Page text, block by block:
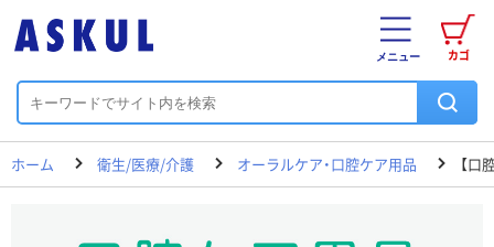
カゴ
メニュー
ホーム 衛生/医療/介護 オーラルケア・口腔ケア用品 【口